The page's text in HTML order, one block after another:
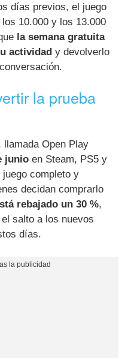
días previos, el juego
10.000 y los 13.000
la semana gratuita
actividad y devolverlo
la prueba
llamada Open Play
junio en Steam, PS5 y
completo y
decidan comprarlo
rebajado un 30 %,
salto a los nuevos
días.